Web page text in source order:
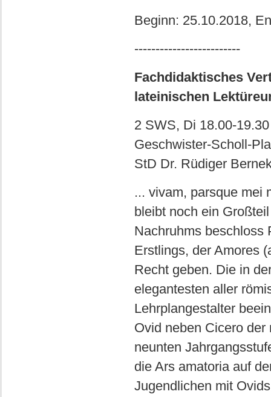
Beginn: 25.10.2018,
-------------------------
Fachdidaktisches
lateinischen
2 SWS, Di 18.00-
Geschwister-Scholl-
StD Dr. Rüdiger
... vivam, parsque mei
bleibt noch ein
Nachruhms beschloss
Erstlings, der Amores
Recht geben. Die in
elegantesten aller
Lehrplangestalter
Ovid neben Cicero
neunten
die Ars amatoria auf
Jugendlichen mit